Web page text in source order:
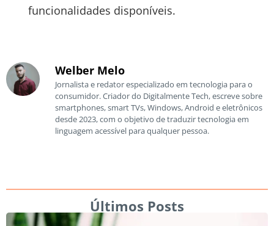
funcionalidades disponíveis.
Welber Melo
Jornalista e redator especializado em tecnologia para o
consumidor. Criador do Digitalmente Tech, escreve sobre
smartphones, smart TVs, Windows, Android e eletrônicos
desde 2023, com o objetivo de traduzir tecnologia em
linguagem acessível para qualquer pessoa.
Últimos Posts